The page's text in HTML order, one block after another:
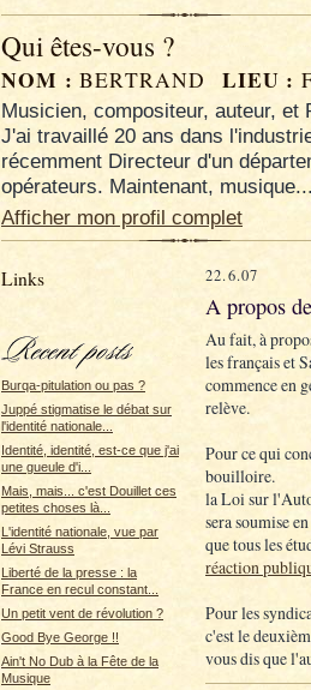
Qui êtes-vous ?
NOM : BERTRAND LIEU :
Musicien, compositeur, auteur,
J'ai travaillé 20 ans dans
récemment Directeur d'un
opérateurs. Maintenant,
Afficher mon profil complet
Links
Burqa-pitulation ou pas ?
Juppé stigmatise le débat sur
l'identité nationale...
Identité, identité, est-ce que j'ai
une gueule d'i...
Mais, mais... c'est Douillet ces
petites choses là...
L'identité nationale, vue par
Lévi Strauss
Liberté de la presse : la
France en recul constant...
Un petit vent de révolution ?
Good Bye George !!
Ain't No Dub à la Fête de la
Musique
22.6.07
A propos
Au fait, à
les français et
commence en
relève.
Pour ce qui
bouilloire.
la Loi sur
sera soumise
que tous les
réaction
Pour les
c'est le
vous dis que